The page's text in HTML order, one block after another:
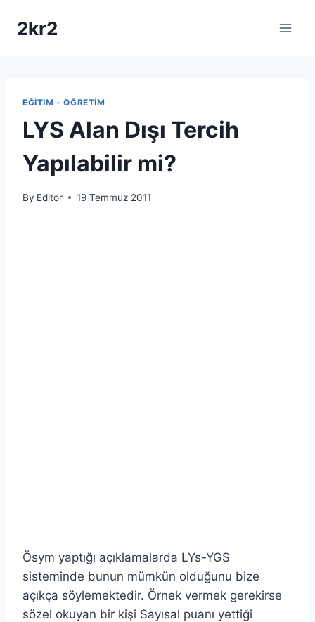
2kr2
EĞITIM - ÖĞRETIM
LYS Alan Dışı Tercih
Yapılabilir mi?
By Editor 19 Temmuz 2011
Ösym yaptığı açıklamalarda LYs-YGS
sisteminde bunun mümkün olduğunu bize
açıkça söylemektedir. Örnek vermek gerekirse
sözel okuyan bir kişi Sayısal puanı yettiği